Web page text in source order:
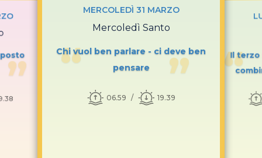
MERCOLEDÌ 31 MARZO
Mercoledì Santo
Chi vuol ben parlare - ci deve ben
pensare
06.59 19.39
Il terzo